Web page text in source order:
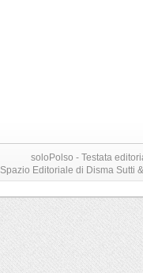
soloPolso - Testata
Spazio Editoriale di Disma Sutti